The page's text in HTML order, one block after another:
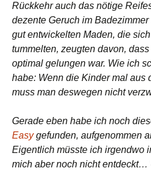
Rückkehr auch das nötige
dezente Geruch im
gut entwickelten Maden, die
tummelten, zeugten davon,
optimal gelungen war. Wie ich
habe: Wenn die Kinder mal aus
muss man deswegen nicht
Gerade eben habe ich noch
Easygefunden, aufgenommen
Eigentlich müsste ich irgendwo
mich aber noch nicht entdeckt…